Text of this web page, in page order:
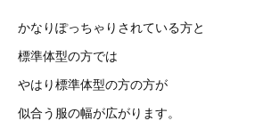
かなりぽっちゃりされている方と
標準体型の方では
やはり標準体型の方の方が
似合う服の幅が広がります。